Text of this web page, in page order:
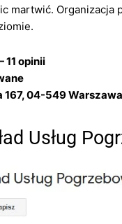
martwić. Organizacja
11 opinii
167, 04-549 Warszawa
Usług